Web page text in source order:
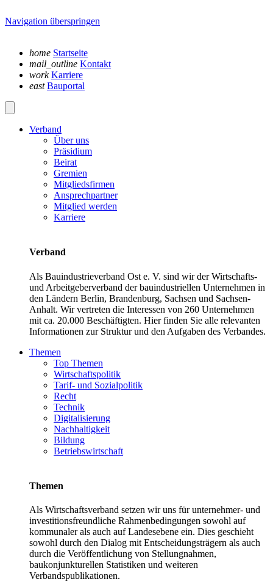
Navigation überspringen
home Startseite
mail_outline Kontakt
work Karriere
east Bauportal
Verband
Über uns
Präsidium
Beirat
Gremien
Mitgliedsfirmen
Ansprechpartner
Mitglied werden
Karriere
Verband
Als Bauindustrieverband Ost e. V. sind wir der Wirtschafts-
und Arbeitgeberverband der bauindustriellen Unternehmen in
den Ländern Berlin, Brandenburg, Sachsen und Sachsen-
Anhalt. Wir vertreten die Interessen von 260 Unternehmen
mit ca. 20.000 Beschäftigten. Hier finden Sie alle relevanten
Informationen zur Struktur und den Aufgaben des Verbandes.
Themen
Top Themen
Wirtschaftspolitik
Tarif- und Sozialpolitik
Recht
Technik
Digitalisierung
Nachhaltigkeit
Bildung
Betriebswirtschaft
Themen
Als Wirtschaftsverband setzen wir uns für unternehmer- und
investitionsfreundliche Rahmenbedingungen sowohl auf
kommunaler als auch auf Landesebene ein. Dies geschieht
sowohl durch den Dialog mit Entscheidungsträgern als auch
durch die Veröffentlichung von Stellungnahmen,
baukonjunkturellen Statistiken und weiteren
Verbandspublikationen.